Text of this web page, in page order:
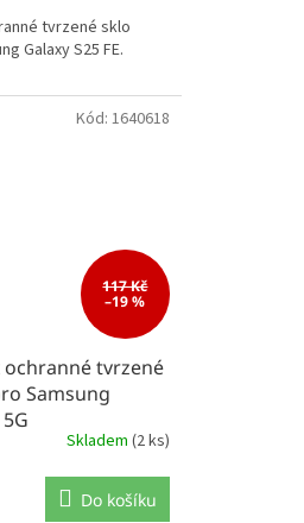
tvrzené sklo
Galaxy S25 FE.
117 Kč
–19 %
ochranné tvrzené
Samsung
Skladem (2 ks)
Do košíku
Kód: 1640618